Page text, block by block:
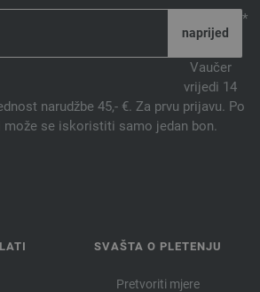
*
Vaučer
vrijedi 14
narudžbe 45,- €. Za prvu prijavu. Po
može se iskoristiti samo jedan bon.
SVAŠTA O PLETENJU
Pretvoriti mjere